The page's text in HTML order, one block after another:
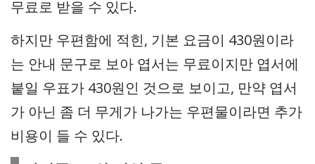
무료로 받을 수 있다.
하지만 우편함에 적힌, 기본 요금이 430원이라
는 안내 문구로 보아 엽서는 무료이지만 엽서에
붙일 우표가 430원인 것으로 보이고, 만약 엽서
가 아닌 좀 더 무게가 나가는 우편물이라면 추가
비용이 들 수 있다.